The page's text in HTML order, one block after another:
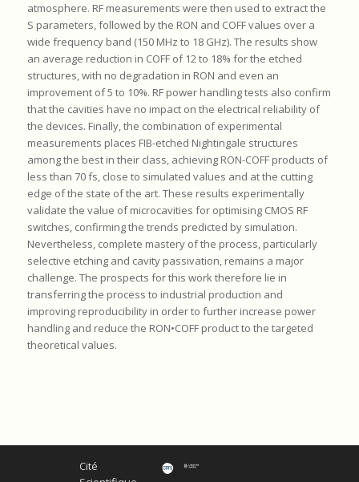
atmosphere. RF measurements were then used to extract the
S parameters, followed by the RON and COFF values over a
wide frequency band (150 MHz to 18 GHz). The results show
an average reduction in COFF of 12 to 18% for the etched
structures, with no degradation in RON and even an
improvement of 5 to 10%. RF power handling tests also confirm
that the cavities have no impact on the electrical reliability of
the devices. Finally, the combination of experimental
measurements places FIB-etched Nightingale structures
among the best in their class, achieving RON-COFF products of
less than 70 fs, close to simulated values and at the cutting
edge of the state of the art. These results experimentally
validate the value of microcavities for optimising CMOS RF
switches, confirming the trends predicted by simulation.
Nevertheless, complete mastery of the process, particularly
selective etching and cavity passivation, remains a major
challenge. The prospects for this work therefore lie in
transferring the process to industrial production and
improving reproducibility in order to further increase power
handling and reduce the RON•COFF product to the targeted
theoretical values.
Cité